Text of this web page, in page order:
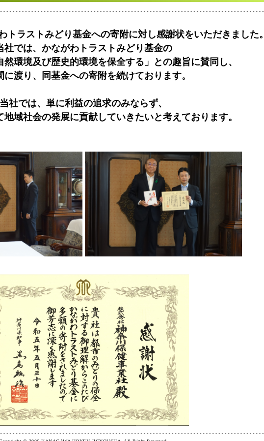
トラストみどり基金への寄附に対し感謝状をいただきました。
社では、かながわトラストみどり基金の
然環境及び歴史的環境を保全する」との趣旨に賛同し、
に渡り、同基金への寄附を続けております。
当社では、単に利益の追求のみならず、
域社会の発展に貢献していきたいと考えております。